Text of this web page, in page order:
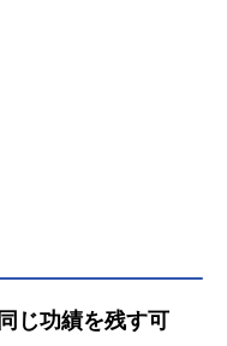
じ功績を残す可